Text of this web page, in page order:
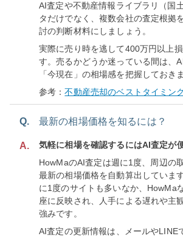
AI査定や不動産情報ライブラリ（国
タだけでなく、複数会社の査定根拠
討の判断材料にしましょう。
実際に売り時を逃して400万円以上
す。売るかどうか迷っている間は、
「今現在」の相場感を把握しておき
参考：不動産売却のベストタイミン
Q. 最新の相場価格を知るには？
A.
気軽に相場を確認するにはAI査定が
HowMaのAI査定は週に1度、周辺の
最新の相場価格を自動算出していま
に1度のサイトも多いなか、HowMa
座に反映され、人手による遅れや主
強みです。
AI査定の更新情報は、メールやLINE